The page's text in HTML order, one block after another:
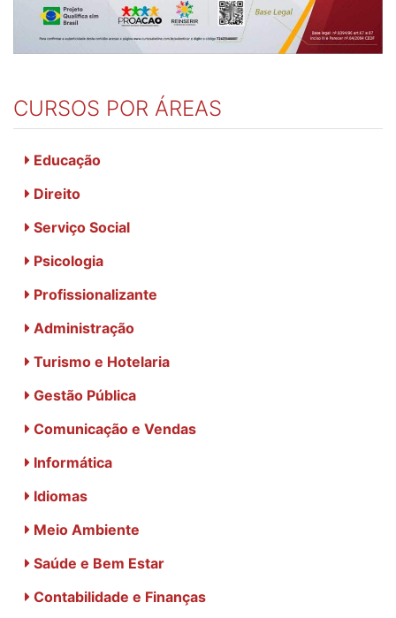
CURSOS POR ÁREAS
Educação
Direito
Serviço Social
Psicologia
Profissionalizante
Administração
Turismo e Hotelaria
Gestão Pública
Comunicação e Vendas
Informática
Idiomas
Meio Ambiente
Saúde e Bem Estar
Contabilidade e Finanças